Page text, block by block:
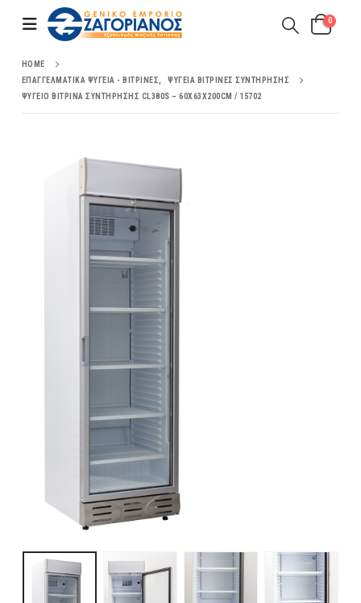
0
HOME
ΕΠΑΓΓΕΛΜΑΤΙΚΆ ΨΥΓΕΊΑ - ΒΙΤΡΊΝΕΣ
ΨΥΓΕΊΑ ΒΙΤΡΊΝΕΣ ΣΥΝΤΉΡΗΣΗΣ
ΨΥΓΕΊΟ ΒΙΤΡΊΝΑ ΣΥΝΤΉΡΗΣΗΣ CL380S – 60X63X200CM / 15702